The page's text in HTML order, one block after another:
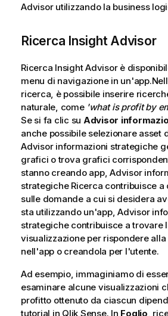
Advisorutilizzando la business
Ricerca Insight Advisor
Ricerca Insight Advisorè
menu di navigazione in un'app.
ricerca, è possibile inserire
naturale, come 'what is profit by
Se si fa clic su Advisor
anche possibile selezionare asset
Advisor informazioni strategiche
grafici o trova grafici
stanno creando app, Advisor
strategicheRicerca contribuisce a
sulle domande a cui si desidera
sta utilizzando un'app, Advisor
strategichecontribuisce a trovare
visualizzazione per rispondere
nell'app o creandola per l'utente.
Ad esempio, immaginiamo di
esaminare alcune visualizzazioni
profitto ottenuto da ciascun
tutorial in Qlik Sense. In Foglio ,